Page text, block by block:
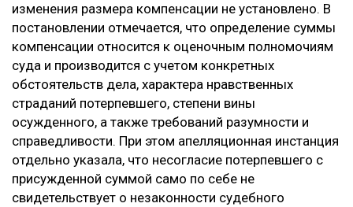
изменения размера компенсации не установлено. В
постановлении отмечается, что определение суммы
компенсации относится к оценочным полномочиям
суда и производится с учетом конкретных
обстоятельств дела, характера нравственных
страданий потерпевшего, степени вины
осужденного, а также требований разумности и
справедливости. При этом апелляционная инстанция
отдельно указала, что несогласие потерпевшего с
присужденной суммой само по себе не
свидетельствует о незаконности судебного